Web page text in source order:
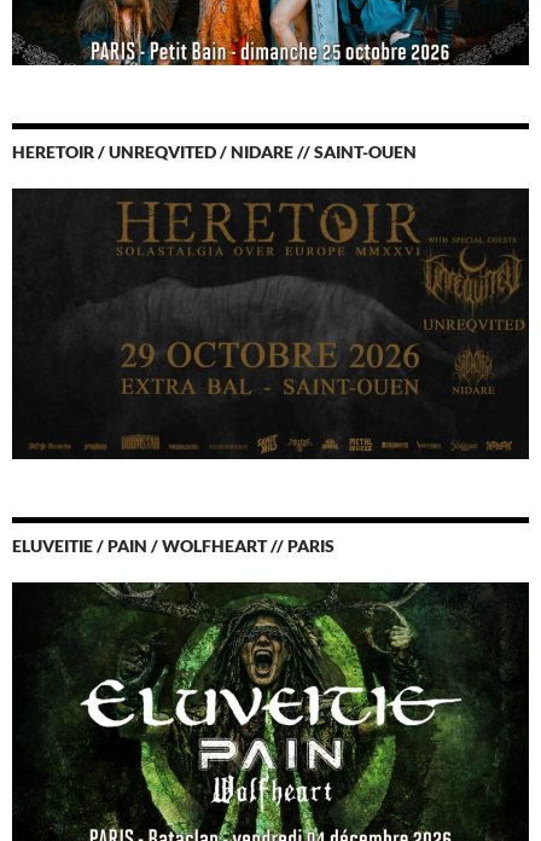
HERETOIR / UNREQVITED / NIDARE // SAINT-OUEN
ELUVEITIE / PAIN / WOLFHEART // PARIS